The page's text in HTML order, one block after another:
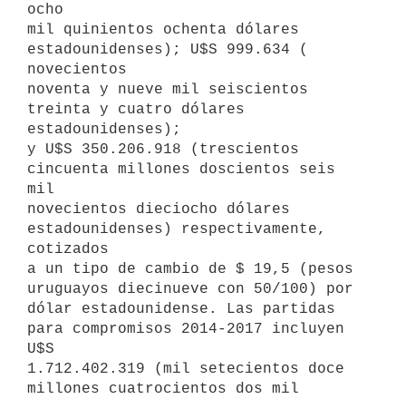
ocho
mil quinientos ochenta dólares
estadounidenses); U$S 999.634 (
novecientos
noventa y nueve mil seiscientos
treinta y cuatro dólares
estadounidenses);
y U$S 350.206.918 (trescientos
cincuenta millones doscientos seis
mil
novecientos dieciocho dólares
estadounidenses) respectivamente,
cotizados
a un tipo de cambio de $ 19,5 (pesos
uruguayos diecinueve con 50/100) por
dólar estadounidense. Las partidas
para compromisos 2014-2017 incluyen
U$S
1.712.402.319 (mil setecientos doce
millones cuatrocientos dos mil